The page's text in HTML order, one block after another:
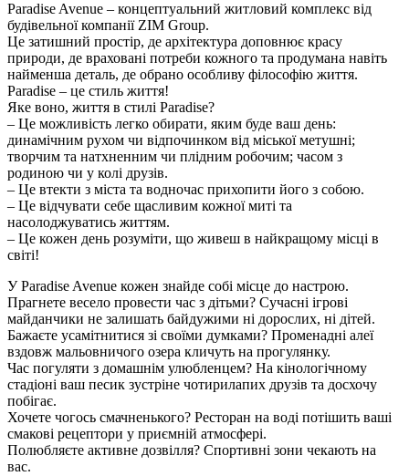
Paradise Avenue – концептуальний житловий комплекс від
будівельної компанії ZIM Group.
Це затишний простір, де архітектура доповнює красу
природи, де враховані потреби кожного та продумана навіть
найменша деталь, де обрано особливу філософію життя.
Paradise – це стиль життя!
Яке воно, життя в стилі Paradise?
– Це можливість легко обирати, яким буде ваш день:
динамічним рухом чи відпочинком від міської метушні;
творчим та натхненним чи плідним робочим; часом з
родиною чи у колі друзів.
– Це втекти з міста та водночас прихопити його з собою.
– Це відчувати себе щасливим кожної миті та
насолоджуватись життям.
– Це кожен день розуміти, що живеш в найкращому місці в
світі!
У Paradise Avenue кожен знайде собі місце до настрою.
Прагнете весело провести час з дітьми? Сучасні ігрові
майданчики не залишать байдужими ні дорослих, ні дітей.
Бажаєте усамітнитися зі своїми думками? Променадні алеї
вздовж мальовничого озера кличуть на прогулянку.
Час погуляти з домашнім улюбленцем? На кінологічному
стадіоні ваш песик зустріне чотирилапих друзів та досхочу
побігає.
Хочете чогось смачненького? Ресторан на воді потішить ваші
смакові рецептори у приємній атмосфері.
Полюбляєте активне дозвілля? Спортивні зони чекають на
вас.